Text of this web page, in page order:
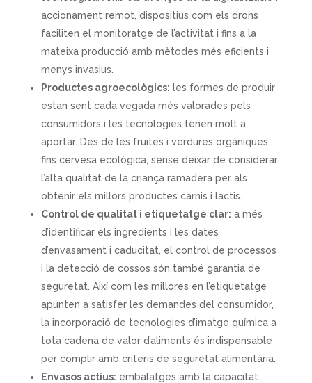
accionament remot, dispositius com els drons
faciliten el monitoratge de l’activitat i fins a la
mateixa producció amb mètodes més eficients i
menys invasius.
Productes agroecològics: les formes de produir
estan sent cada vegada més valorades pels
consumidors i les tecnologies tenen molt a
aportar. Des de les fruites i verdures orgàniques
fins cervesaecològica, sense deixar de considerar
l’alta qualitat de la criança ramadera per als
obtenir els millors productes carnis i lactis.
Control de qualitat i etiquetatge clar: a més
d’identificar els ingredients i les dates
d’envasament i caducitat, el control de processos
i la detecció de cossos són també garantia de
seguretat. Així com les millores en l’etiquetatge
apunten a satisfer les demandes del consumidor,
la incorporació de tecnologies d’imatge química a
tota cadena de valor d’aliments és indispensable
per complir amb criteris de seguretat alimentària.
Envasos actius: embalatges amb la capacitat